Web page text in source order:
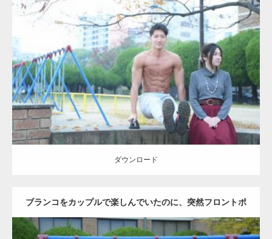
Update:2021.07.6
Category:公園のマッチョ その他 AKIHITO(細マッチョ) 腹筋
ダウンロード
ダウンロード
ブランコをカップルで楽しんでいたのに、突然フロントポ
ーズをするマッチョ